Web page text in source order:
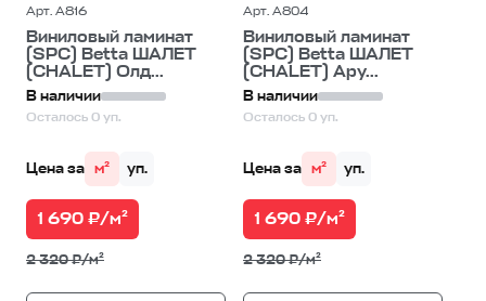
Арт. A816
Виниловый ламинат
(SPC) Betta ШАЛЕТ
(CHALET) Олд...
В наличии
Осталось 0 уп.
Цена за м² уп.
1 690 ₽/м²
2 320 ₽/м²
Арт. A804
Виниловый ламинат
(SPC) Betta ШАЛЕТ
(CHALET) Ару...
В наличии
Осталось 0 уп.
Цена за м² уп.
1 690 ₽/м²
2 320 ₽/м²